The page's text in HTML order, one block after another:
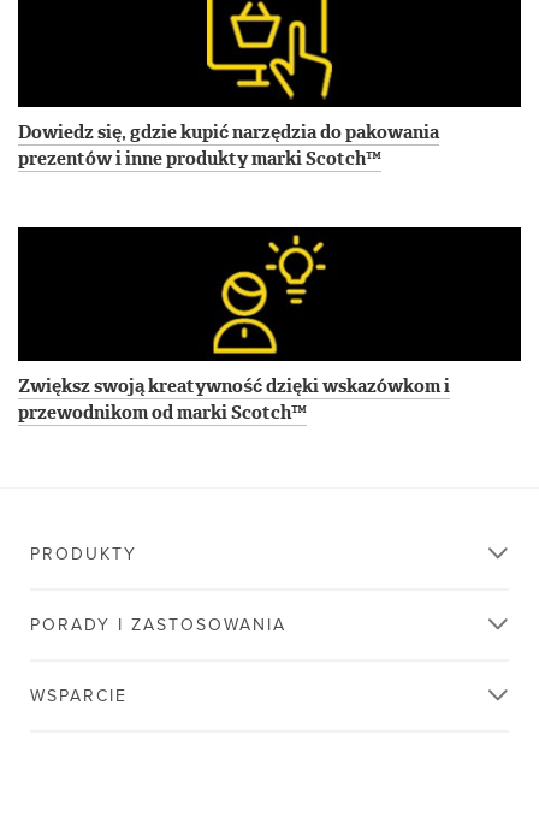
Dowiedz się, gdzie kupić narzędzia do pakowania
prezentów i inne produkty marki Scotch™
Zwiększ swoją kreatywność dzięki wskazówkom i
przewodnikom od marki Scotch™
PRODUKTY
PORADY I ZASTOSOWANIA
WSPARCIE